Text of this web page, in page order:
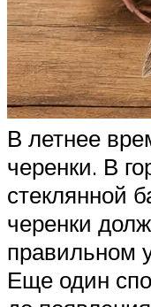
В летнее
черенки. В
стеклянной
черенки
правильном
Еще один